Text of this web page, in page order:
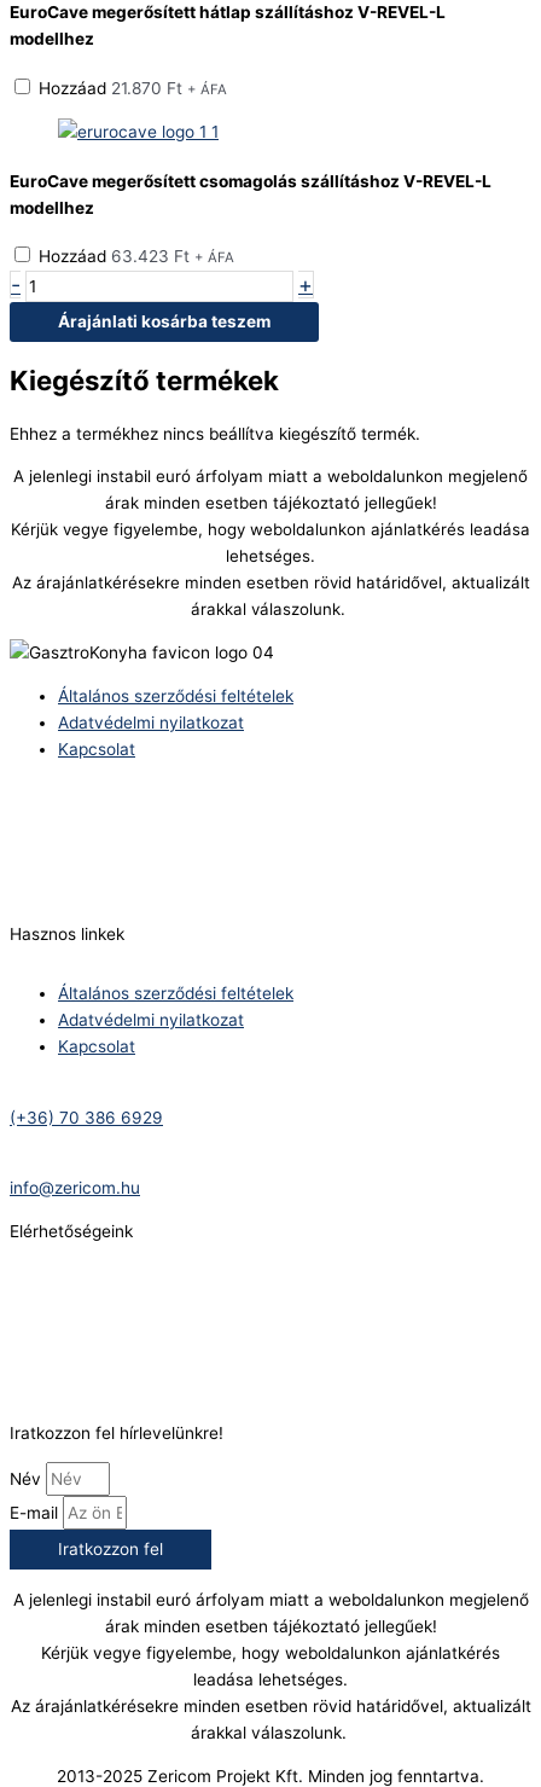
EuroCave megerősített hátlap szállításhoz V-REVEL-L
modellhez
Hozzáad 21.870 Ft + ÁFA
EuroCave megerősített csomagolás szállításhoz V-REVEL-L
modellhez
Hozzáad 63.423 Ft + ÁFA
- +
Árajánlati kosárba teszem
Kiegészítő termékek
Ehhez a termékhez nincs beállítva kiegészítő termék.
A jelenlegi instabil euró árfolyam miatt a weboldalunkon megjelenő
árak minden esetben tájékoztató jellegűek!
Kérjük vegye figyelembe, hogy weboldalunkon ajánlatkérés leadása
lehetséges.
Az árajánlatkérésekre minden esetben rövid határidővel, aktualizált
árakkal válaszolunk.
Általános szerződési feltételek
Adatvédelmi nyilatkozat
Kapcsolat
Hasznos linkek
Általános szerződési feltételek
Adatvédelmi nyilatkozat
Kapcsolat
(+36) 70 386 6929
info@zericom.hu
Elérhetőségeink
Iratkozzon fel hírlevelünkre!
Név
E-mail
Iratkozzon fel
A jelenlegi instabil euró árfolyam miatt a weboldalunkon megjelenő
árak minden esetben tájékoztató jellegűek!
Kérjük vegye figyelembe, hogy weboldalunkon ajánlatkérés
leadása lehetséges.
Az árajánlatkérésekre minden esetben rövid határidővel, aktualizált
árakkal válaszolunk.
2013-2025 Zericom Projekt Kft. Minden jog fenntartva.